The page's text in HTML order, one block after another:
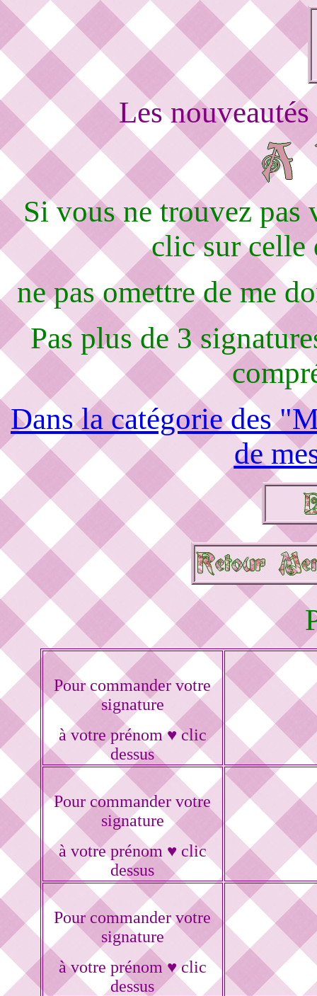
Les
Si vous ne trouvez pas
clic sur celle
ne pas omettre de me
Pas plus de 3
Dans la catégorie des
de
Pour commander votre
signature
à votre prénom ♥ clic
dessus
Pour commander votre
signature
à votre prénom ♥ clic
dessus
Pour commander votre
signature
à votre prénom ♥ clic
dessus